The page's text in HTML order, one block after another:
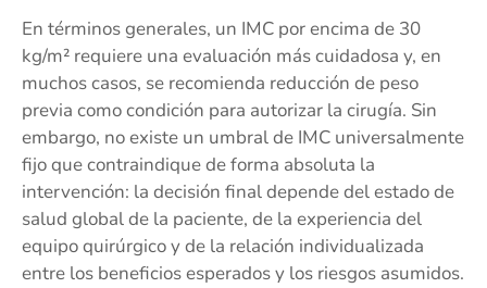
En términos generales, un IMC por encima de 30
kg/m² requiere una evaluación más cuidadosa y, en
muchos casos, se recomienda reducción de peso
previa como condición para autorizar la cirugía. Sin
embargo, no existe un umbral de IMC universalmente
fijo que contraindique de forma absoluta la
intervención: la decisión final depende del estado de
salud global de la paciente, de la experiencia del
equipo quirúrgico y de la relación individualizada
entre los beneficios esperados y los riesgos asumidos.